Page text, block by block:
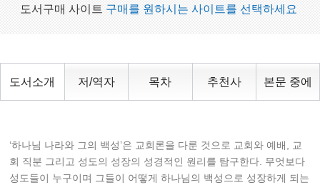
도서구매 사이트 구매를 원하시는 사이트를 선택하세요
도서소개 저/역자 목차 추천사 본문 중에
‘하나님 나라와 그의 백성’은 교회론을 다룬 것으로 교회와 예배, 교
회 직분 그리고 성도의 성장의 성경적인 원리를 탐구한다. 무엇보다
성도들이 누구이며 그들이 어떻게 하나님의 백성으로 성장하게 되는